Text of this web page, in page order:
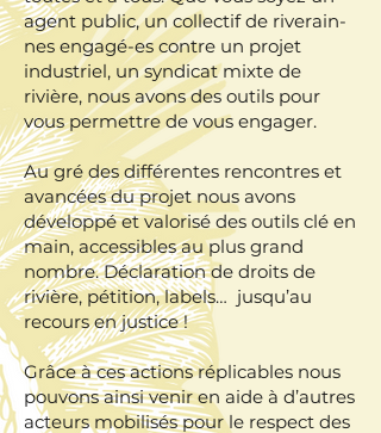
agent public, un collectif de riverain-
nes engagé-es contre un projet
industriel, un syndicat mixte de
rivière, nous avons des outils pour
vous permettre de vous engager.
Au gré des différentes rencontres et
avancées du projet nous avons
développé et valorisé des outils clé en
main, accessibles au plus grand
nombre. Déclaration de droits de
rivière, pétition, labels… jusqu’au
recours en justice !
Grâce à ces actions réplicables nous
pouvons ainsi venir en aide à d’autres
acteurs mobilisés pour le respect des